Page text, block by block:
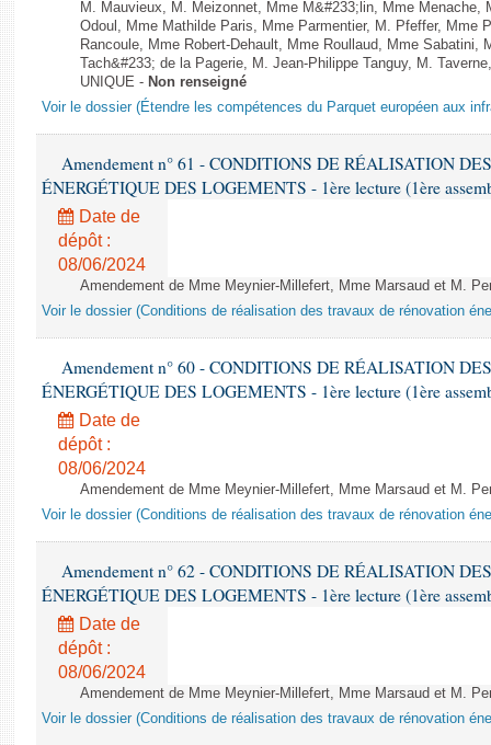
M. Mauvieux, M. Meizonnet, Mme M&#233;lin, Mme Menache,
Odoul, Mme Mathilde Paris, Mme Parmentier, M. Pfeffer, Mme
Rancoule, Mme Robert-Dehault, Mme Roullaud, Mme
Tach&#233; de la Pagerie, M. Jean-Philippe Tanguy, M.
UNIQUE - Non renseigné
Voir le dossier (Étendre les compétences du Parquet européen aux
Amendement n° 61 - CONDITIONS DE RÉALISATION
ÉNERGÉTIQUE DES LOGEMENTS - 1ère lecture (1ère
Date de
dépôt :
08/06/2024
Amendement de Mme Meynier-Millefert, Mme Marsaud et M.
Voir le dossier (Conditions de réalisation des travaux de rénovation
Amendement n° 60 - CONDITIONS DE RÉALISATION
ÉNERGÉTIQUE DES LOGEMENTS - 1ère lecture (1ère
Date de
dépôt :
08/06/2024
Amendement de Mme Meynier-Millefert, Mme Marsaud et M.
Voir le dossier (Conditions de réalisation des travaux de rénovation
Amendement n° 62 - CONDITIONS DE RÉALISATION
ÉNERGÉTIQUE DES LOGEMENTS - 1ère lecture (1ère
Date de
dépôt :
08/06/2024
Amendement de Mme Meynier-Millefert, Mme Marsaud et M.
Voir le dossier (Conditions de réalisation des travaux de rénovation